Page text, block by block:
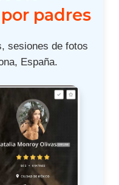
padres
sesiones de fotos
España.